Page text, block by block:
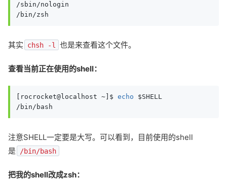
/sbin/nologin
/bin/zsh
其实 chsh -l 也是来查看这个文件。
查看当前正在使用的shell：
[rocrocket@localhost ~]$ echo $SHELL
/bin/bash
注意SHELL一定要是大写。可以看到，目前使用的shell
是
/bin/bash
把我的shell改成zsh：